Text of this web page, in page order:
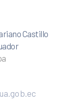
Castillo